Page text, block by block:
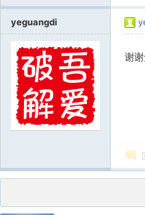
yeguangdi
谢